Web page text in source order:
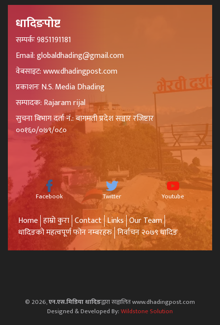
धादिङपोष्ट
सम्पर्कः 9851191181
Email: globaldhading@gmail.com
वेबसाइट: www.dhadingpost.com
प्रकाशनः N.S. Media Dhading
सम्पादक: Rajaram rijal
सुचना बिभाग दर्ता नं.: बागमती प्रदेश सञ्चार रजिष्टार
००१६०/०७९/०८०
Facebook Twitter Youtube
Home हाम्रो कुरा Contact Links Our Team
धादिङको महत्वपूर्ण फोन नम्बरहरु निर्वाचन २०७९ धादिङ
© 2026,एन.एस.मिडिया धादिङद्वारा सञ्चालित www.dhadingpost.com
Designed & Developed By:Wildstone Solution